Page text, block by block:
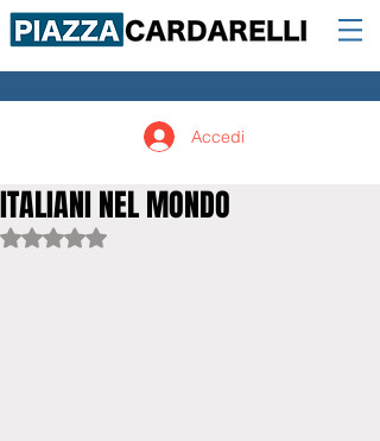
Accedi
ITALIANI NEL MONDO
Valutazione NaN stelle su 5.